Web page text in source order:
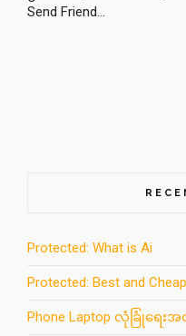
Send Friend...
Protected: What is Ai
Protected: Best and
Phone Laptop လုံခြုံရ